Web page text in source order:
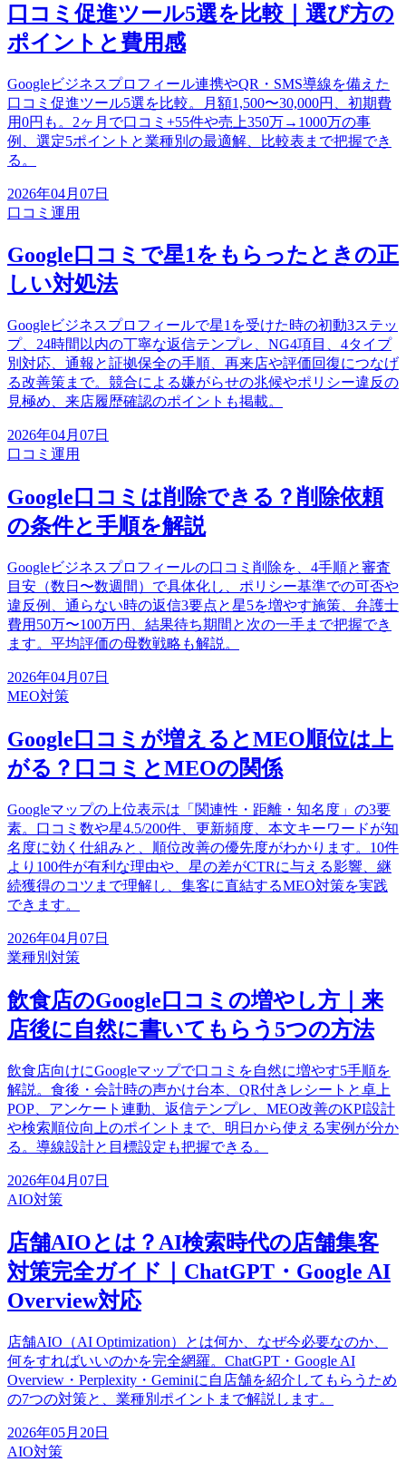
口コミ促進ツール5選を比較｜選び方の
ポイントと費用感
Googleビジネスプロフィール連携やQR・SMS導線を備えた
口コミ促進ツール5選を比較。月額1,500〜30,000円、初期費
用0円も。2ヶ月で口コミ+55件や売上350万→1000万の事
例、選定5ポイントと業種別の最適解、比較表まで把握でき
る。
2026年04月07日
口コミ運用
Google口コミで星1をもらったときの正
しい対処法
Googleビジネスプロフィールで星1を受けた時の初動3ステッ
プ、24時間以内の丁寧な返信テンプレ、NG4項目、4タイプ
別対応、通報と証拠保全の手順、再来店や評価回復につなげ
る改善策まで。競合による嫌がらせの兆候やポリシー違反の
見極め、来店履歴確認のポイントも掲載。
2026年04月07日
口コミ運用
Google口コミは削除できる？削除依頼
の条件と手順を解説
Googleビジネスプロフィールの口コミ削除を、4手順と審査
目安（数日〜数週間）で具体化し、ポリシー基準での可否や
違反例、通らない時の返信3要点と星5を増やす施策、弁護士
費用50万〜100万円、結果待ち期間と次の一手まで把握でき
ます。平均評価の母数戦略も解説。
2026年04月07日
MEO対策
Google口コミが増えるとMEO順位は上
がる？口コミとMEOの関係
Googleマップの上位表示は「関連性・距離・知名度」の3要
素。口コミ数や星4.5/200件、更新頻度、本文キーワードが知
名度に効く仕組みと、順位改善の優先度がわかります。10件
より100件が有利な理由や、星の差がCTRに与える影響、継
続獲得のコツまで理解し、集客に直結するMEO対策を実践
できます。
2026年04月07日
業種別対策
飲食店のGoogle口コミの増やし方｜来
店後に自然に書いてもらう5つの方法
飲食店向けにGoogleマップで口コミを自然に増やす5手順を
解説。食後・会計時の声かけ台本、QR付きレシートと卓上
POP、アンケート連動、返信テンプレ、MEO改善のKPI設計
や検索順位向上のポイントまで、明日から使える実例が分か
る。導線設計と目標設定も把握できる。
2026年04月07日
AIO対策
店舗AIOとは？AI検索時代の店舗集客
対策完全ガイド｜ChatGPT・Google AI
Overview対応
店舗AIO（AI Optimization）とは何か、なぜ今必要なのか、
何をすればいいのかを完全網羅。ChatGPT・Google AI
Overview・Perplexity・Geminiに自店舗を紹介してもらうため
の7つの対策と、業種別ポイントまで解説します。
2026年05月20日
AIO対策